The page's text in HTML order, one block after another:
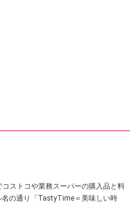
コストコや業務スーパーの購入品と料
の通り「TastyTime＝美味しい時